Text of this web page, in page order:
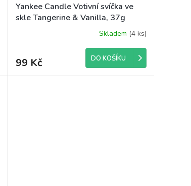
Yankee Candle Votivní svíčka ve
skle Tangerine & Vanilla, 37g
Skladem (4 ks)
99 Kč DO KOŠÍKU